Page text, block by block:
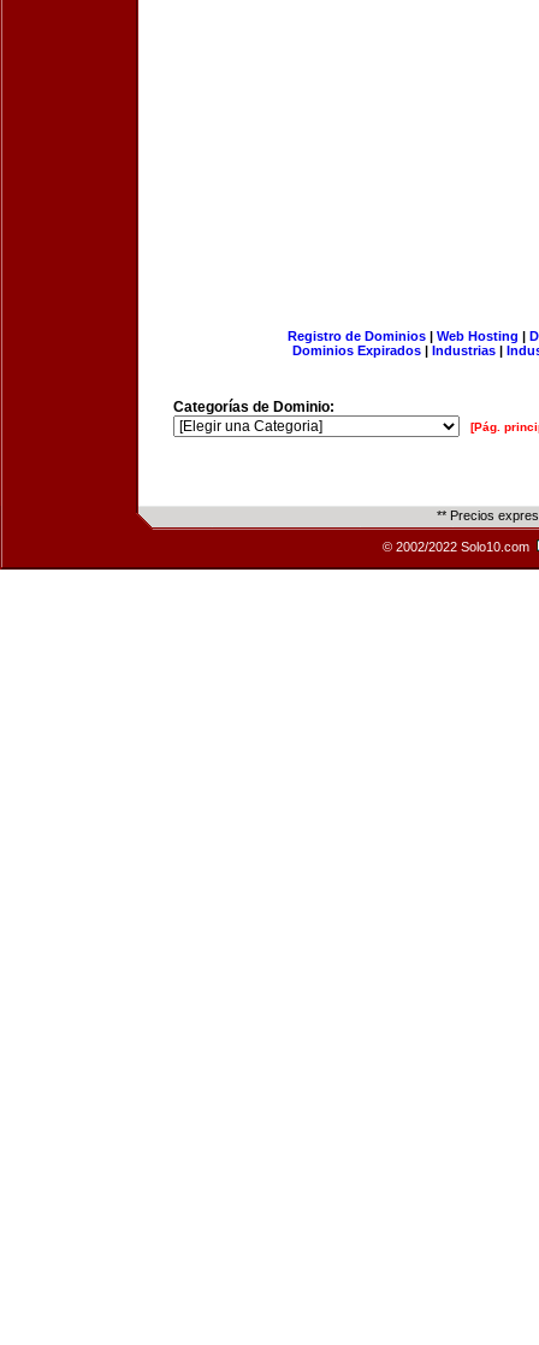
Registro de Dominios| Web Hosting |
Dominios Expirados | Industrias |
Categorías de Dominio:
[Pág.
** Precios
© 2002/2022 Solo10.com